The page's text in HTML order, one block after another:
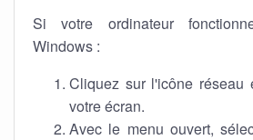
Si votre ordinateur
Windows :
Cliquez sur l'icône réseau
votre écran.
Avec le menu ouvert,